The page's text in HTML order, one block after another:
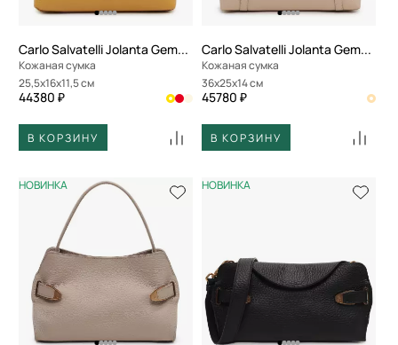
Carlo Salvatelli Jolanta Gemma
Кожаная сумка
25,5x16x11,5 см
44380 ₽
В КОРЗИНУ
Carlo Salvatelli Jolanta Gemma
Кожаная сумка
36x25x14 см
45780 ₽
В КОРЗИНУ
НОВИНКА НОВИНКА